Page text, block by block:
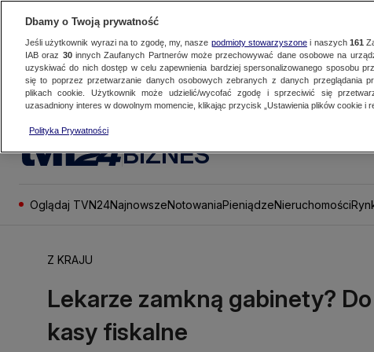
BIZNES
Oglądaj TVN24NajnowszeNotowaniaPieniądzeNieruchomości
Z KRAJU
Lekarze zamkną gabinety?
kasy fiskalne
Dbamy o Twoją prywatność
Jeśli użytkownik wyrazi na to zgodę, my, nasze podmioty stowarzyszonei naszych 161
IAB oraz 30innych Zaufanych Partnerów może przechowywać dane osobowe na
uzyskiwać do nich dostęp w celu zapewnienia bardziej spersonalizowanego sposobu
się to poprzez przetwarzanie danych osobowych zebranych z danych przeglądania
plikach cookie. Użytkownik może udzielić/wycofać zgodę i sprzeciwić się
uzasadniony interes w dowolnym momencie, klikając przycisk „Ustawienia plików cookie i
Polityka Prywatności